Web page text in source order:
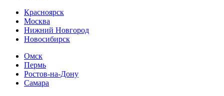
Красноярск
Москва
Нижний Новгород
Новосибирск
Омск
Пермь
Ростов-на-Дону
Самара